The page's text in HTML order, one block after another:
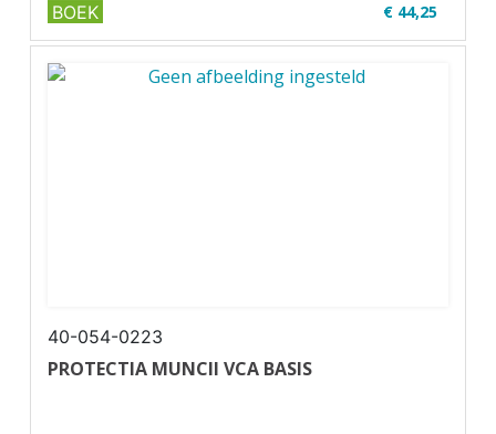
€ 44,25
✔ Volgens toetsmatrijs CBR/CCV
✔ Full colour
BOEK
40-054-0223
PROTECTIA MUNCII VCA BASIS